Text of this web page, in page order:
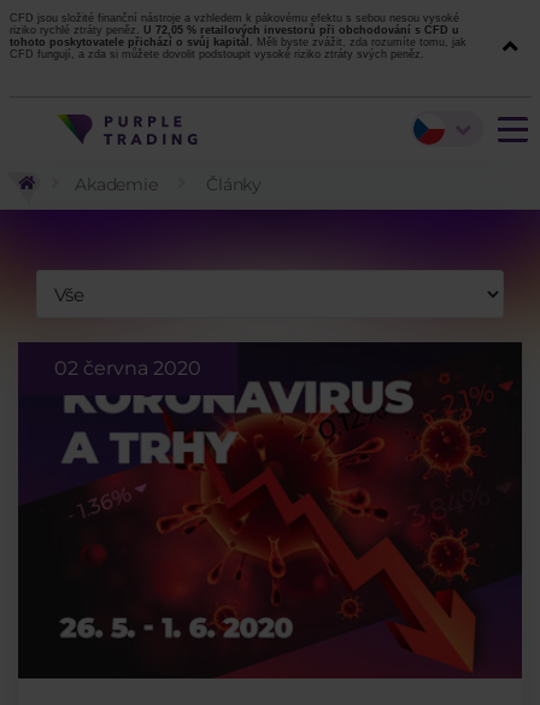
CFD jsou složité finanční nástroje a vzhledem k pákovému efektu s sebou nesou vysoké
riziko rychlé ztráty peněz. U 72,05 % retailových investorů při obchodování s CFD u
tohoto poskytovatele přichází o svůj kapitál. Měli byste zvážit, zda rozumíte tomu, jak
CFD fungují, a zda si můžete dovolit podstoupit vysoké riziko ztráty svých peněz.
Akademie Články
02 června 2020